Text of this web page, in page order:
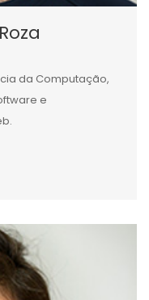
da Computação,
e